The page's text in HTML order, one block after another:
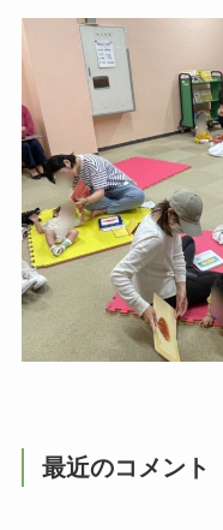
最近のコメント